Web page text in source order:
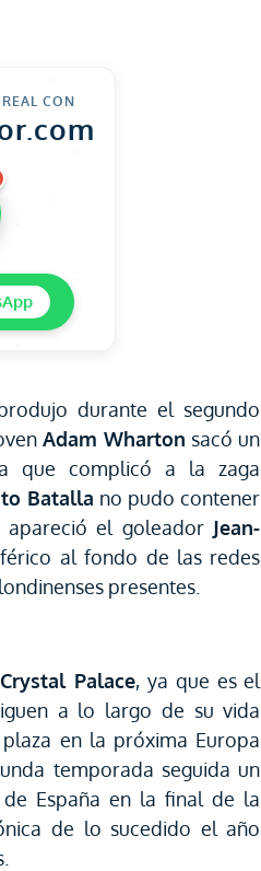
CON
durante el segundo
Adam Wharton sacó un
que complicó a la zaga
Batalla no pudo contener
el goleador Jean-
al fondo de las redes
presentes.
Crystal Palace, ya que es el
a lo largo de su vida
en la próxima Europa
temporada seguida un
España en la final de la
de lo sucedido el año